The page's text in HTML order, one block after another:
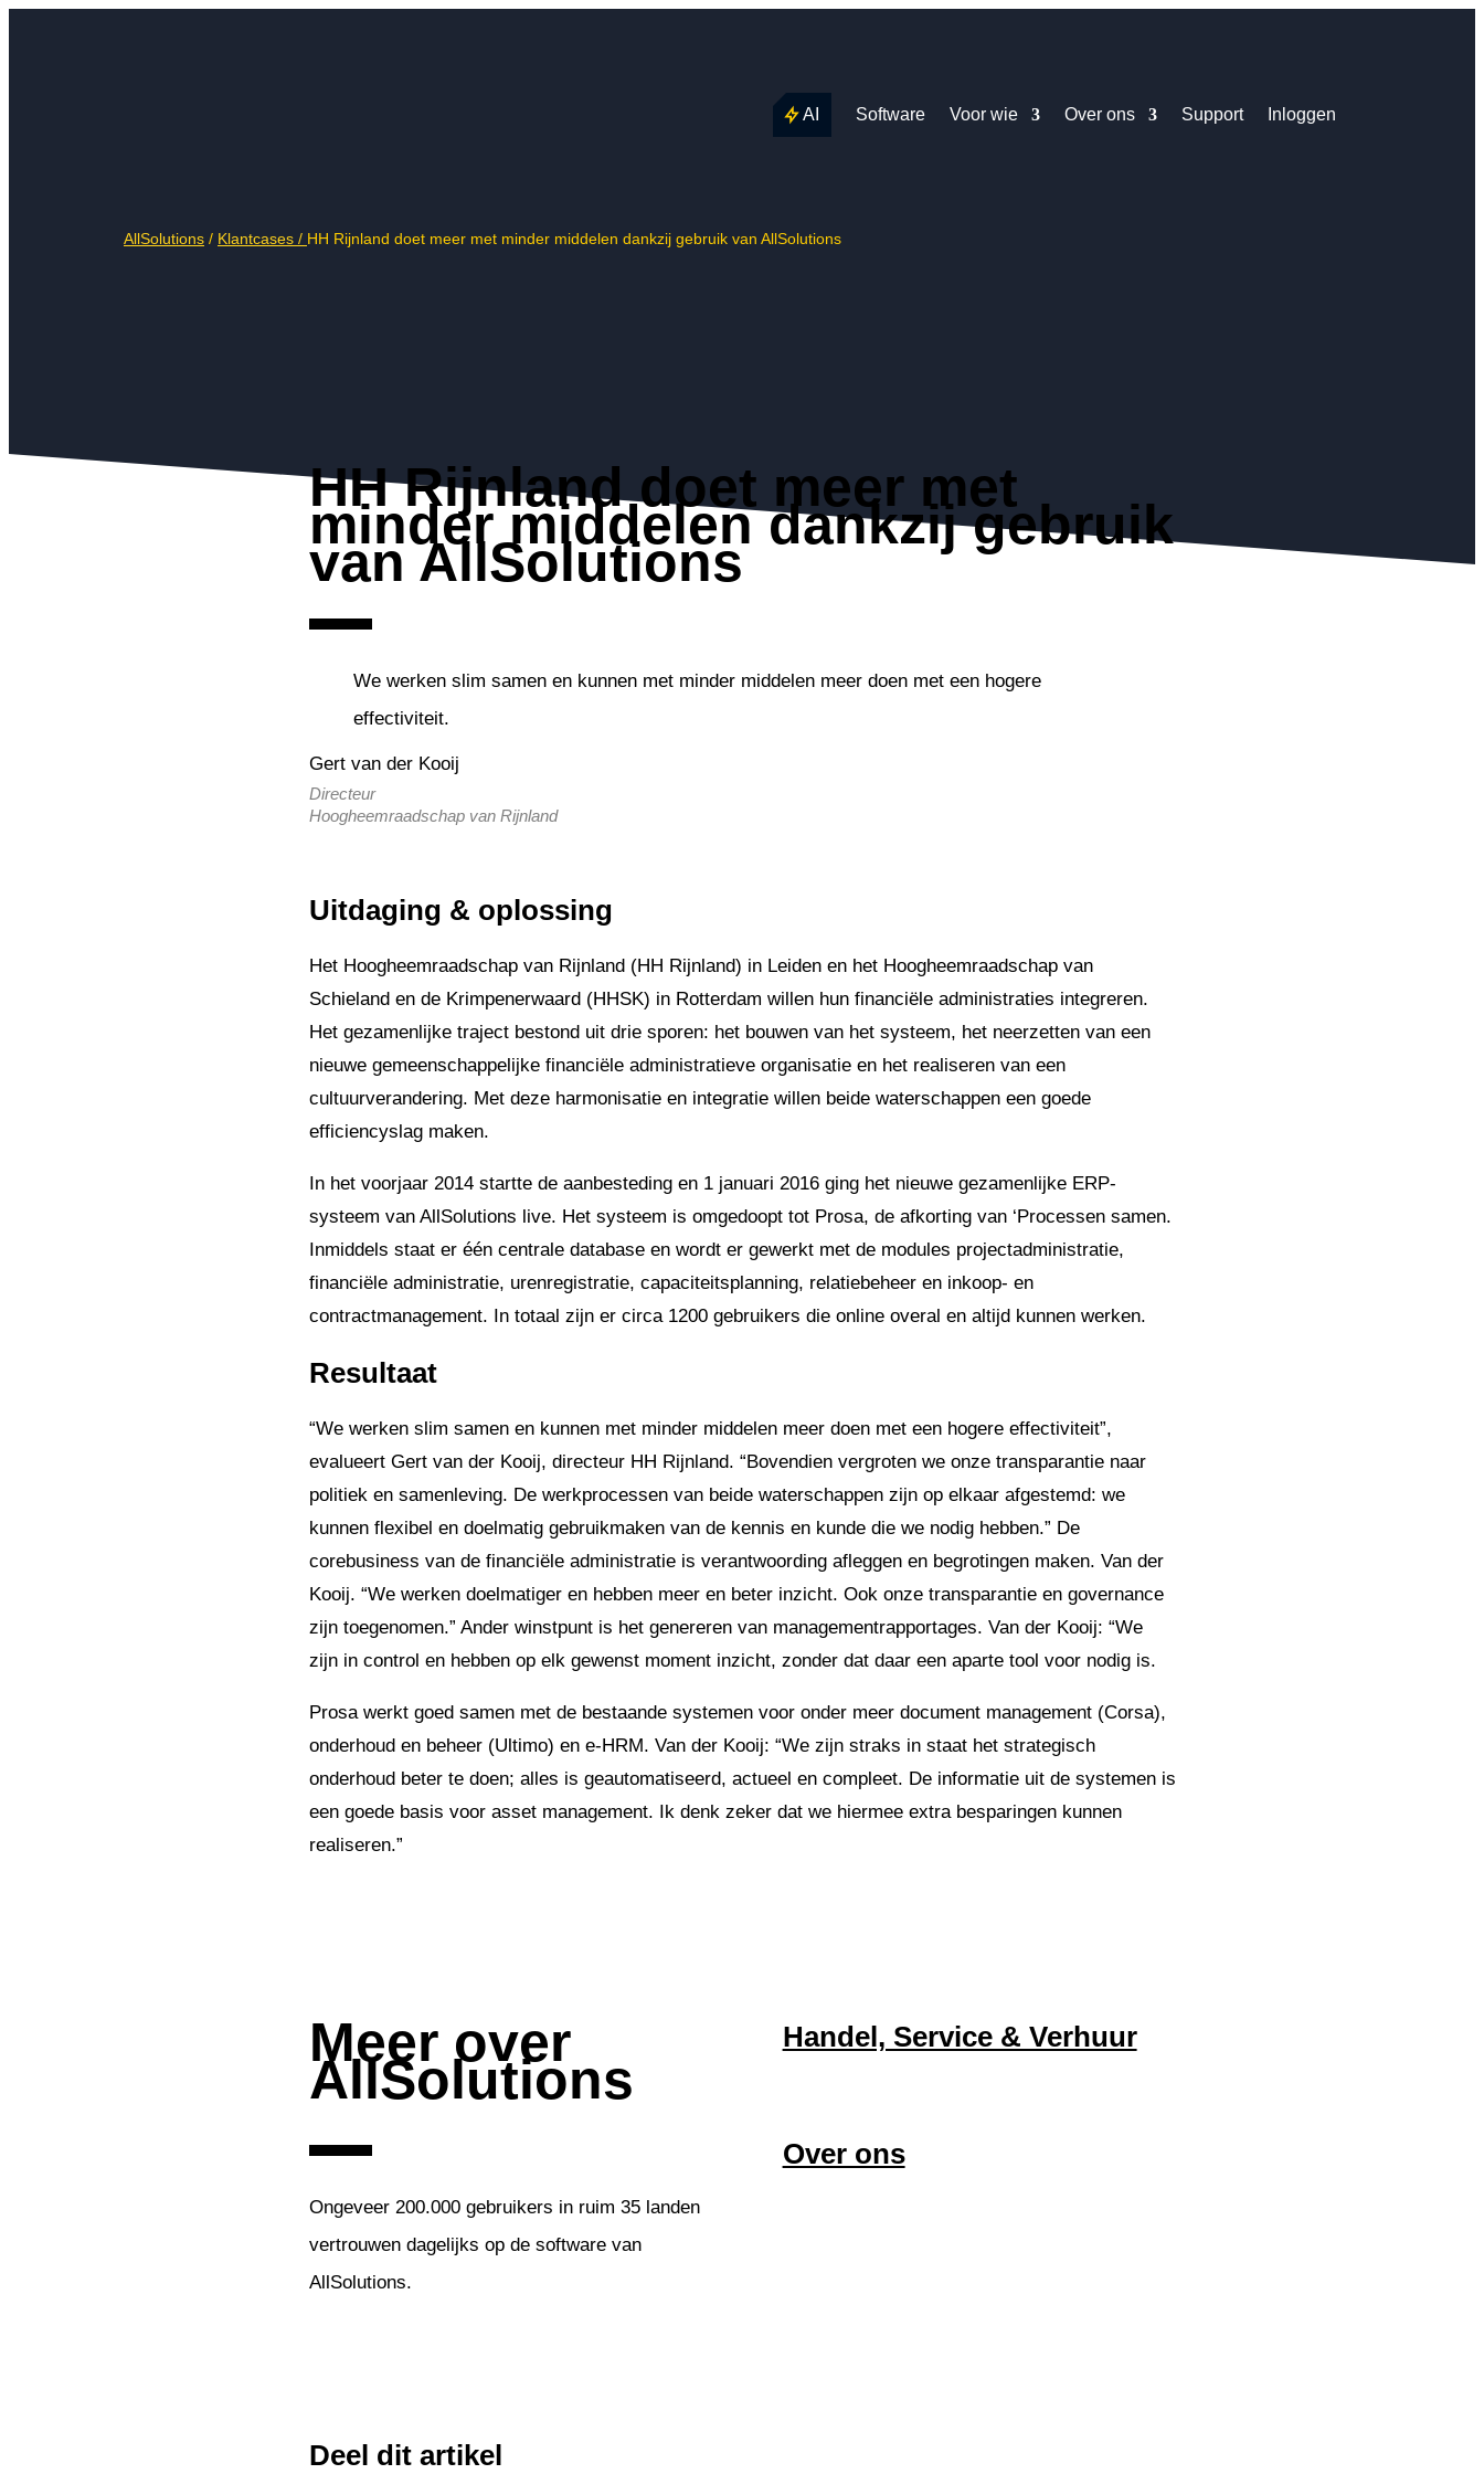
AI Software Voor wie Over ons Support Inloggen
AllSolutions / Klantcases / HH Rijnland doet meer met minder middelen dankzij gebruik van AllSolutions
HH Rijnland doet meer met
minder middelen dankzij gebruik
van AllSolutions
We werken slim samen en kunnen met minder middelen meer doen met een hogere
effectiviteit.
Gert van der Kooij
Directeur
Hoogheemraadschap van Rijnland
Uitdaging & oplossing
Het Hoogheemraadschap van Rijnland (HH Rijnland) in Leiden en het Hoogheemraadschap van
Schieland en de Krimpenerwaard (HHSK) in Rotterdam willen hun financiële administraties integreren.
Het gezamenlijke traject bestond uit drie sporen: het bouwen van het systeem, het neerzetten van een
nieuwe gemeenschappelijke financiële administratieve organisatie en het realiseren van een
cultuurverandering. Met deze harmonisatie en integratie willen beide waterschappen een goede
efficiencyslag maken.
In het voorjaar 2014 startte de aanbesteding en 1 januari 2016 ging het nieuwe gezamenlijke ERP-
systeem van AllSolutions live. Het systeem is omgedoopt tot Prosa, de afkorting van ‘Processen samen.
Inmiddels staat er één centrale database en wordt er gewerkt met de modules projectadministratie,
financiële administratie, urenregistratie, capaciteitsplanning, relatiebeheer en inkoop- en
contractmanagement. In totaal zijn er circa 1200 gebruikers die online overal en altijd kunnen werken.
Resultaat
“We werken slim samen en kunnen met minder middelen meer doen met een hogere effectiviteit”,
evalueert Gert van der Kooij, directeur HH Rijnland. “Bovendien vergroten we onze transparantie naar
politiek en samenleving. De werkprocessen van beide waterschappen zijn op elkaar afgestemd: we
kunnen flexibel en doelmatig gebruikmaken van de kennis en kunde die we nodig hebben.” De
corebusiness van de financiële administratie is verantwoording afleggen en begrotingen maken. Van der
Kooij. “We werken doelmatiger en hebben meer en beter inzicht. Ook onze transparantie en governance
zijn toegenomen.” Ander winstpunt is het genereren van managementrapportages. Van der Kooij: “We
zijn in control en hebben op elk gewenst moment inzicht, zonder dat daar een aparte tool voor nodig is.
Prosa werkt goed samen met de bestaande systemen voor onder meer document management (Corsa),
onderhoud en beheer (Ultimo) en e-HRM. Van der Kooij: “We zijn straks in staat het strategisch
onderhoud beter te doen; alles is geautomatiseerd, actueel en compleet. De informatie uit de systemen is
een goede basis voor asset management. Ik denk zeker dat we hiermee extra besparingen kunnen
realiseren.”
Meer over
AllSolutions
Ongeveer 200.000 gebruikers in ruim 35 landen
vertrouwen dagelijks op de software van
AllSolutions.
Handel, Service & Verhuur
Over ons
Deel dit artikel